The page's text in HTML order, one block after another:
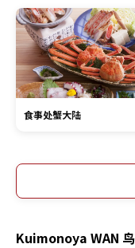
食事处蟹大陆
Kuimonoya WAN